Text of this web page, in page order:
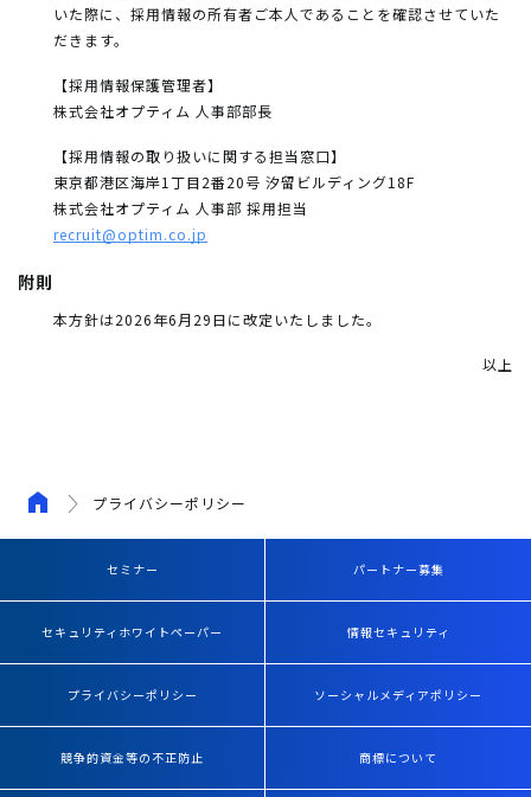
いた際に、採用情報の所有者ご本人であることを確認させていた
だきます。
【採用情報保護管理者】
株式会社オプティム 人事部部長
【採用情報の取り扱いに関する担当窓口】
東京都港区海岸1丁目2番20号 汐留ビルディング18F
株式会社オプティム 人事部 採用担当
recruit@optim.co.jp
附則
本方針は2026年6月29日に改定いたしました。
以上
プライバシーポリシー
セミナー パートナー募集
セキュリティホワイトペーパー 情報セキュリティ
プライバシーポリシー ソーシャルメディアポリシー
競争的資金等の不正防止 商標について